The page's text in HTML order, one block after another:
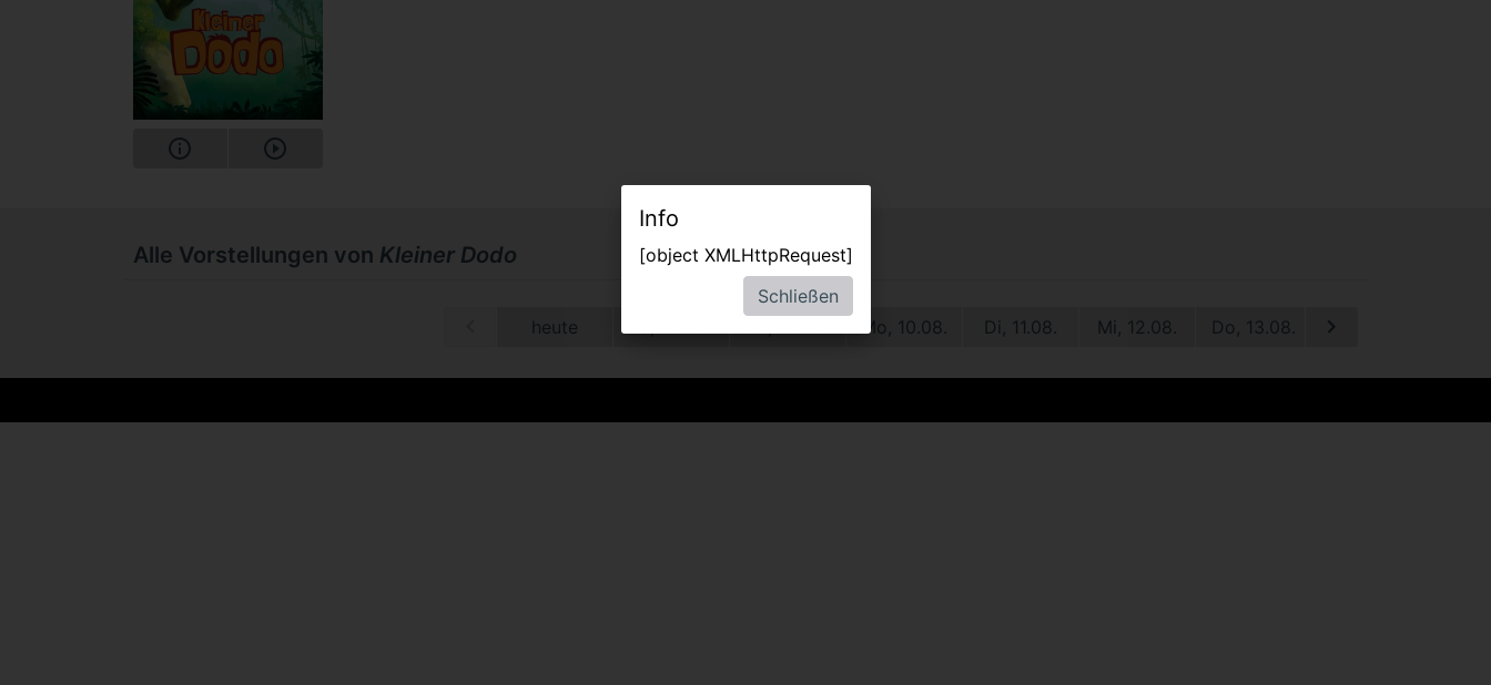
Alle Vorstellungen von Kleiner Dodo
heute Mo, 10.08. Di, 11.08. Mi, 12.08. Do, 13.08. Fr, 14.08.
Info
[object XMLHttpRequest]
Schließen